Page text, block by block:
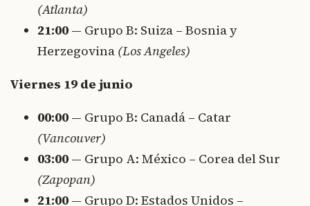
(Atlanta)
21:00 — Grupo B: Suiza – Bosnia y
Herzegovina (Los Angeles)
Viernes 19 de junio
00:00 — Grupo B: Canadá – Catar
(Vancouver)
03:00 — Grupo A: México – Corea del Sur
(Zapopan)
21:00 — Grupo D: Estados Unidos –